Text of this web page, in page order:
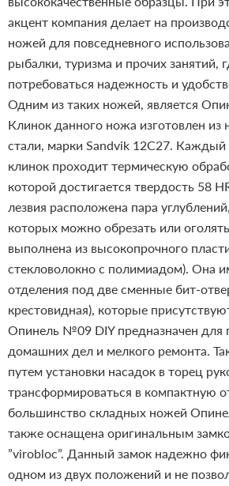
акцент компания делает на
ножей для повседневного
рыбалки, туризма и прочих занятий,
потребоваться надежность и
Одним из таких ножей, является
Клинок данного ножа изготовлен
стали, марки Sandvik 12С27. Каждый
клинок проходит термическую
которой достигается твердость 58
лезвия расположена пара
которых можно обрезать или
выполнена из высокопрочного
стекловолокно с полимиадом). Она
отделения под две сменные бит-
крестовидная), которые
Опинель №09 DIY предназначен для
домашних дел и мелкого ремонта.
путем установки насадок в торец
трансформироваться в компактную
большинство складных ножей
также оснащена оригинальным
”virobloc”. Данный замок надежно
одном из двух положений и не